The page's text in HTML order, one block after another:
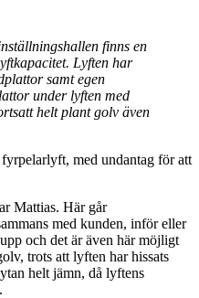
finns en
Lyften har
samt egen
under lyften med
helt plant golv även
med undantag för att
Mattias. Här går
med kunden, inför eller
och det är även här möjligt
trots att lyften har hissats
helt jämn, då lyftens